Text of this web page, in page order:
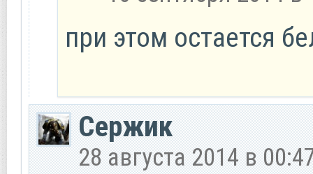
при этом остается
Сержик
28 августа 2014 в